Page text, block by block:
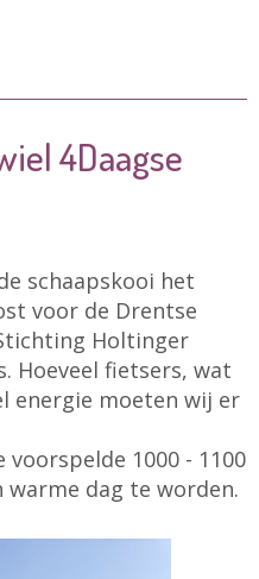
4Daagse
schaapskooi het
voor de Drentse
Holtinger
Hoeveel fietsers, wat
energie moeten wij er
voorspelde 1000 - 1100
dag te worden.